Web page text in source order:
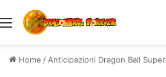
Menu
Home / Anticipazioni Dragon Ball Super